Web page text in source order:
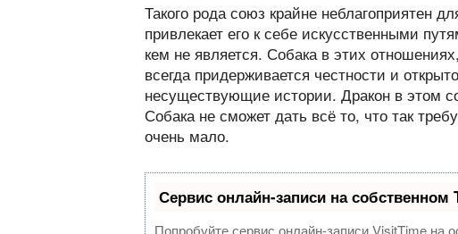
Такого рода союз крайне неблагоприятен
привлекает его к себе искусственными
кем не является. Собака в этих
всегда придерживается честности и
несуществующие истории. Дракон в этом
Собака не сможет дать всё то, что так
очень мало.
Сервис онлайн-записи на собственном
Попробуйте сервис онлайн-записи VisitTime на